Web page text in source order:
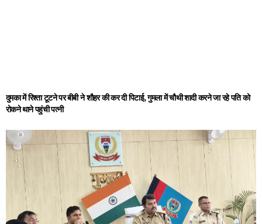
दुमका में रिश्ता टूटने पर बीबी ने शौहर की कर दी पिटाई, गुमला में चौथी शादी करने जा रहे पति को
रोकने थाने पहुंची पत्नी